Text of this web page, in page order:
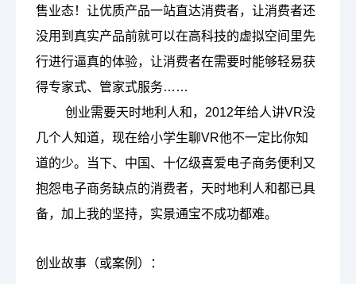
售业态！让优质产品一站直达消费者，让消费者还
没用到真实产品前就可以在高科技的虚拟空间里先
行进行逼真的体验，让消费者在需要时能够轻易获
得专家式、管家式服务……
创业需要天时地利人和， 2012年给人讲VR没
几个人知道，现在给小学生聊VR他不一定比你知
道的少。当下、中国、十亿级喜爱电子商务便利又
抱怨电子商务缺点的消费者，天时地利人和都已具
备，加上我的坚持，实景通宝不成功都难。
创业故事（或案例）：